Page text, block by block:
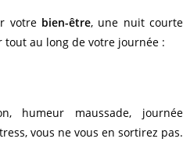
votre bien-être, une nuit courte
au long de votre journée :
humeur maussade, journée
vous ne vous en sortirez pas.